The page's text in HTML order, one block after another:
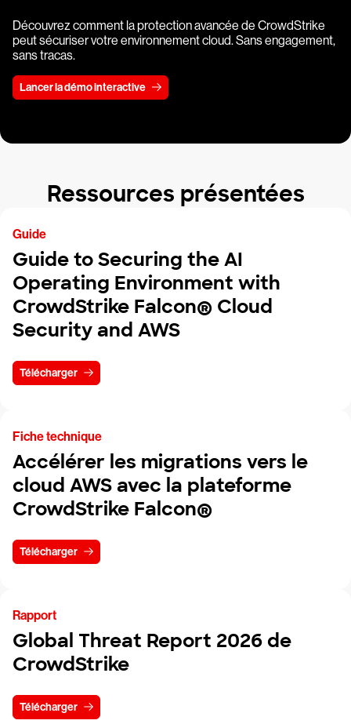
Découvrez comment la protection avancée de CrowdStrike
peut sécuriser votre environnement cloud. Sans engagement,
sans tracas.
Lancer la démo interactive
Ressources présentées
Guide
Guide to Securing the AI
Operating Environment with
CrowdStrike Falcon® Cloud
Security and AWS
Télécharger
Fiche technique
Accélérer les migrations vers le
cloud AWS avec la plateforme
CrowdStrike Falcon®
Télécharger
Rapport
Global Threat Report 2026 de
CrowdStrike
Télécharger